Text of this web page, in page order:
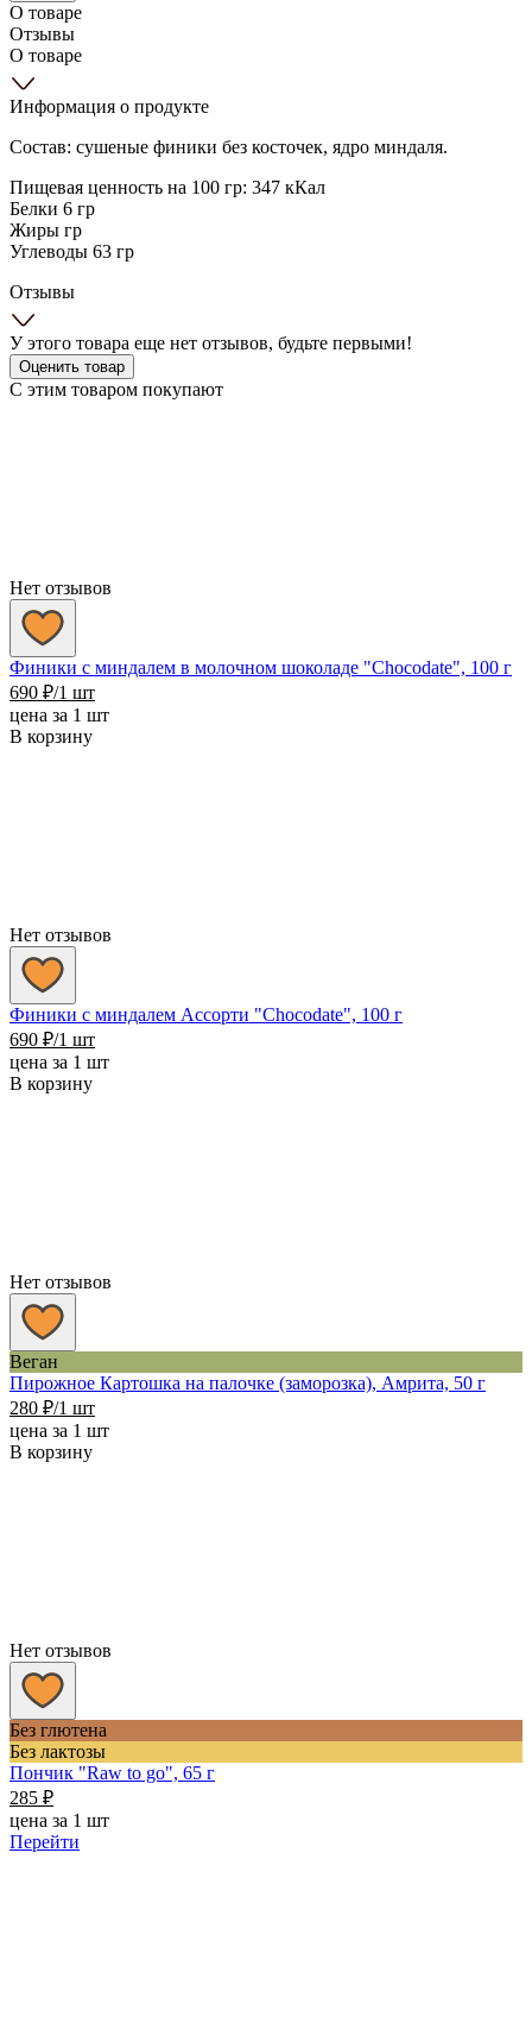
О товаре
Отзывы
О товаре
Информация о продукте
Состав: сушеные финики без косточек, ядро миндаля.
Пищевая ценность на 100 гр: 347 кКал
Белки 6 гр
Жиры гр
Углеводы 63 гр
Отзывы
У этого товара еще нет отзывов, будьте первыми!
Оценить товар
С этим товаром покупают
Нет отзывов
Финики с миндалем в молочном шоколаде "Chocodate", 100 г
690 ₽/1 шт
цена за 1 шт
В корзину
Нет отзывов
Финики с миндалем Ассорти "Chocodate", 100 г
690 ₽/1 шт
цена за 1 шт
В корзину
Нет отзывов
Веган
Пирожное Картошка на палочке (заморозка), Амрита, 50 г
280 ₽/1 шт
цена за 1 шт
В корзину
Нет отзывов
Без глютена
Без лактозы
Пончик "Raw to go", 65 г
285 ₽
цена за 1 шт
Перейти